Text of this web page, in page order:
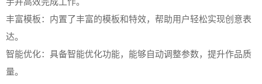
丰富模板：内置了丰富的模板和特效，帮助用户轻松实现创意表
达。
智能优化：具备智能优化功能，能够自动调整参数，提升作品质
量。